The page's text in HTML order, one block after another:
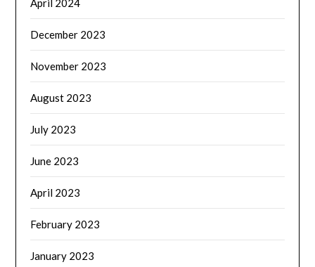
December 2023
November 2023
August 2023
July 2023
June 2023
April 2023
February 2023
January 2023